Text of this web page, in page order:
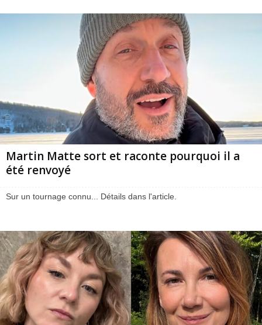
Martin Matte sort et raconte pourquoi il a
été renvoyé
Sur un tournage connu... Détails dans l'article.